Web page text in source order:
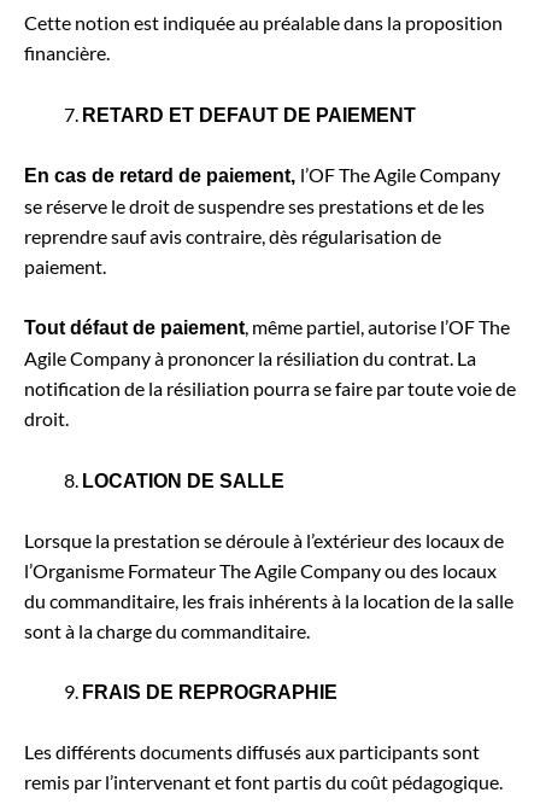
Cette notion est indiquée au préalable dans la proposition
financière.
RETARD ET DEFAUT DE PAIEMENT
En cas de retard de paiement, l’OF The Agile Company
se réserve le droit de suspendre ses prestations et de les
reprendre sauf avis contraire, dès régularisation de
paiement.
Tout défaut de paiement, même partiel, autorise l’OF The
Agile Company à prononcer la résiliation du contrat. La
notification de la résiliation pourra se faire par toute voie de
droit.
LOCATION DE SALLE
Lorsque la prestation se déroule à l’extérieur des locaux de
l’Organisme Formateur The Agile Company ou des locaux
du commanditaire, les frais inhérents à la location de la salle
sont à la charge du commanditaire.
FRAIS DE REPROGRAPHIE
Les différents documents diffusés aux participants sont
remis par l’intervenant et font partis du coût pédagogique.